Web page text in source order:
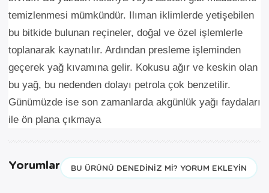
temizlenmesi mümkündür. Ilıman iklimlerde yetişebilen
bu bitkide bulunan reçineler, doğal ve özel işlemlerle
toplanarak kaynatılır. Ardından presleme işleminden
geçerek yağ kıvamına gelir. Kokusu ağır ve keskin olan
bu yağ, bu nedenden dolayı petrola çok benzetilir.
Günümüzde ise son zamanlarda akgünlük yağı faydaları
ile ön plana çıkmaya
Yorumlar BU ÜRÜNÜ DENEDINIZ MI? YORUM EKLEYIN